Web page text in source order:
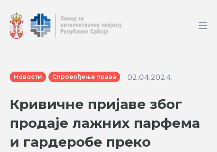
Новости Спровођење права 02.04.2024.
Кривичне пријаве због
продаје лажних парфема
и гардеробе преко